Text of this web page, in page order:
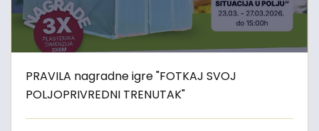
PRAVILA nagradne igre "FOTKAJ SVOJ
POLJOPRIVREDNI TRENUTAK"